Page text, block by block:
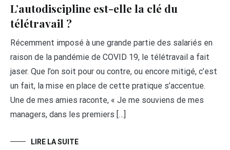
L’autodiscipline est-elle la clé du
télétravail ?
Récemment imposé à une grande partie des salariés en
raison de la pandémie de COVID 19, le télétravail a fait
jaser. Que l’on soit pour ou contre, ou encore mitigé, c’est
un fait, la mise en place de cette pratique s’accentue.
Une de mes amies raconte, « Je me souviens de mes
managers, dans les premiers […]
LIRE LA SUITE